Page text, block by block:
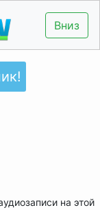
Вниз
на этой